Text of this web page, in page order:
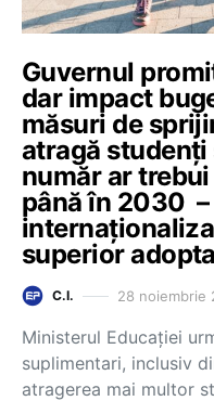
Guvernul
dar impact
măsuri de
atragă
număr ar
până în 2030
superior
C.I. 28 noiembrie
Ministerul Educației
suplimentari, inclusiv
atragerea mai multor